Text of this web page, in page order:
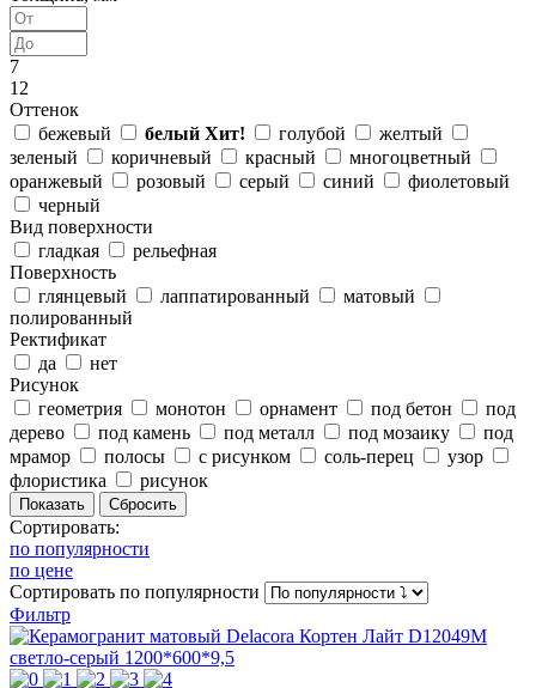
7
12
Оттенок
бежевый
белый Хит! голубой
желтый
зеленый
коричневый красный
многоцветный
оранжевый
розовый серый синий
фиолетовый
черный
Вид поверхности
гладкая
рельефная
Поверхность
глянцевый
лаппатированный
матовый
полированный
Ректификат
да
нет
Рисунок
геометрия
монотон орнамент под бетон
под
дерево
под камень под металл под мозаику
под
мрамор
полосы с рисунком соль-перец
узор
флористика
рисунок
Сортировать:
по популярности
по цене
Сортировать по популярности
Фильтр